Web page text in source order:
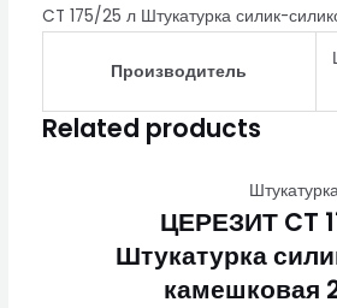
CT 175/25 л Штукатурка силик-
Производитель
Related products
ЦЕРЕЗИТ CT
Штукатурка
камешковая